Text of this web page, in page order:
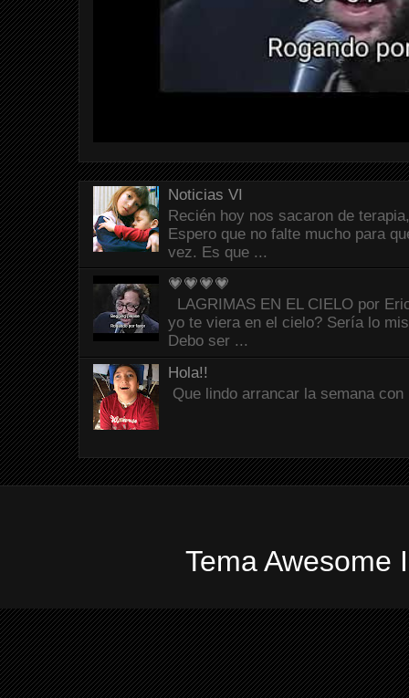
Noticias VI
Recién hoy nos sacaron de
Espero que no falte mucho para
vez. Es que ...
💗💗💗💗
LAGRIMAS EN EL CIELO por
yo te viera en el cielo? Sería lo
Debo ser ...
Hola!!
Que lindo arrancar la semana
Tema